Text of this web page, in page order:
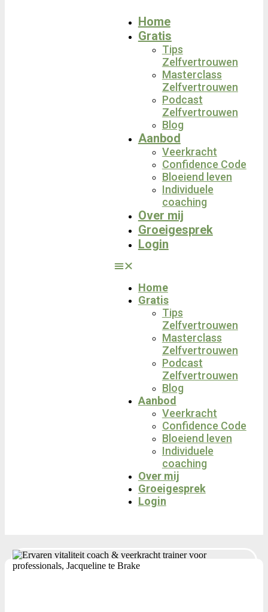
Home
Gratis
Tips
Zelfvertrouwen
Masterclass
Zelfvertrouwen
Podcast
Zelfvertrouwen
Blog
Aanbod
Veerkracht
Confidence Code
Bloeiend leven
Individuele
coaching
Over mij
Groeigesprek
Login
Home
Gratis
Tips
Zelfvertrouwen
Masterclass
Zelfvertrouwen
Podcast
Zelfvertrouwen
Blog
Aanbod
Veerkracht
Confidence Code
Bloeiend leven
Individuele
coaching
Over mij
Groeigesprek
Login